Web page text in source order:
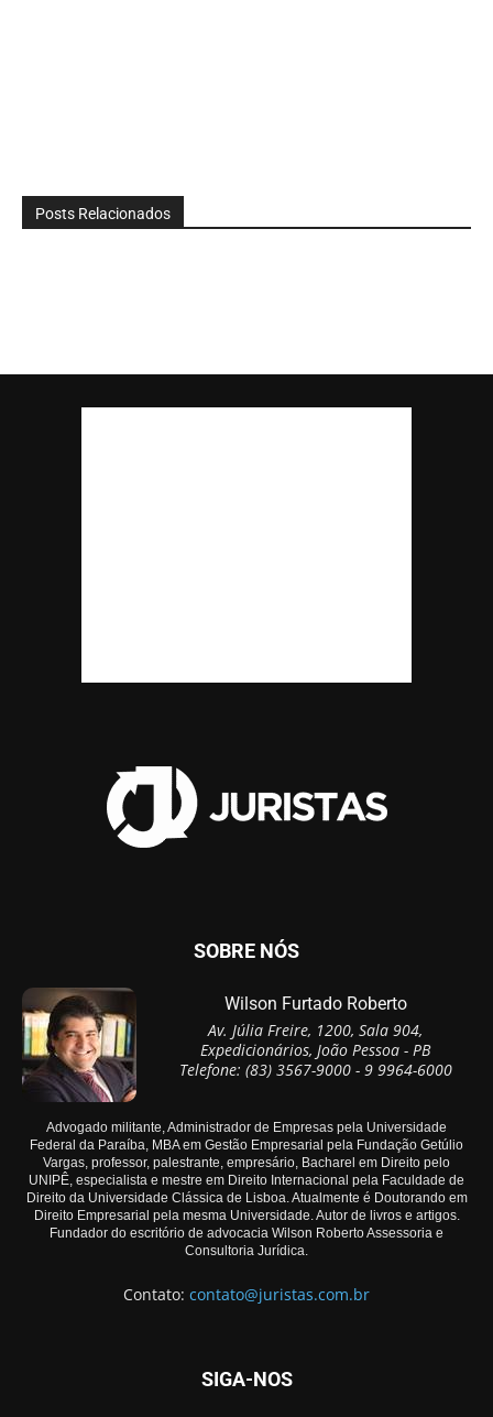
Posts Relacionados
SOBRE NÓS
Wilson Furtado Roberto
Av. Júlia Freire, 1200, Sala 904,
Expedicionários, João Pessoa - PB
Telefone: (83) 3567-9000 - 9 9964-6000
Advogado militante, Administrador de Empresas pela Universidade
Federal da Paraíba, MBA em Gestão Empresarial pela Fundação Getúlio
Vargas, professor, palestrante, empresário, Bacharel em Direito pelo
UNIPÊ, especialista e mestre em Direito Internacional pela Faculdade de
Direito da Universidade Clássica de Lisboa. Atualmente é Doutorando em
Direito Empresarial pela mesma Universidade. Autor de livros e artigos.
Fundador do escritório de advocacia Wilson Roberto Assessoria e
Consultoria Jurídica.
Contato: contato@juristas.com.br
SIGA-NOS